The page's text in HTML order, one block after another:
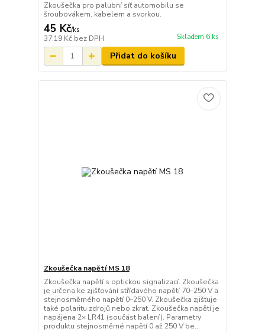
Zkoušečka pro palubní síť automobilu se
šroubovákem, kabelem a svorkou.
45 Kč/ks
37,19 Kč bez DPH Skladem 6 ks
Přidat do košíku
Zkoušečka napětí MS 18
Zkoušečka napětí s optickou signalizací. Zkoušečka
je určena ke zjišťování střídavého napětí 70–250 V a
stejnosměrného napětí 0–250 V. Zkoušečka zjišťuje
také polaritu zdrojů nebo zkrat. Zkoušečka napětí je
napájena 2× LR41 (součást balení). Parametry
produktu stejnosměrné napětí 0 až 250 V be...